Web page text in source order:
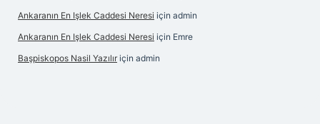
Ankaranın En Işlek Caddesi Neresi için admin
Ankaranın En Işlek Caddesi Neresi için Emre
Başpiskopos Nasil Yazılır için admin